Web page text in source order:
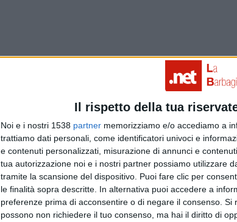
Il rispetto della tua
Noi e i nostri 1538 partner memorizziamo e/o accediamo a
trattiamo dati personali, come identificatori univoci e
e contenuti personalizzati, misurazione di annunci e
tua autorizzazione noi e i nostri partner possiamo utilizzare
tramite la scansione del dispositivo. Puoi fare clic per
le finalità sopra descritte. In alternativa puoi accedere a
preferenze prima di acconsentire o di negare il consenso. Si
possono non richiedere il tuo consenso, ma hai il diritto di